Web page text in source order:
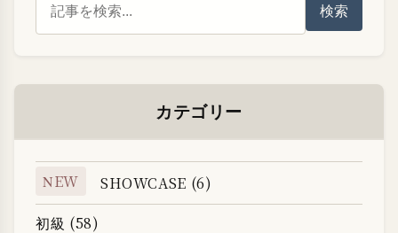
検索
カテゴリー
NEW SHOWCASE (6)
初級 (58)